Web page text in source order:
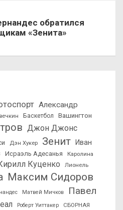
обратился
«Зенита»
Александр
Баскетбол
Вашингтон
Джон Джонс
Дэн Хукер Зенит
Иван
Исраэль Адесанья
Каролина
Куценко
Лионель
Максим Сидоров
Матвей Мичков
Павел
Роберт Уиттакер
СБОРНАЯ